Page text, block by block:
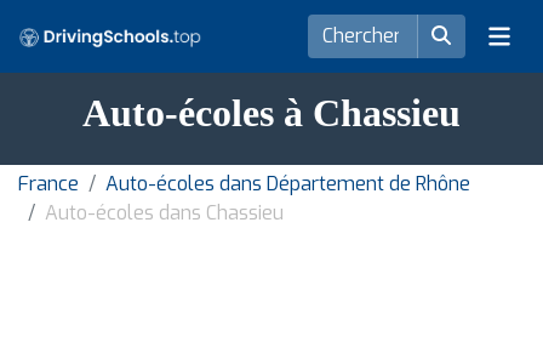
Auto-écoles à Chassieu
France
Auto-écoles dans Département de Rhône
Auto-écoles dans Chassieu